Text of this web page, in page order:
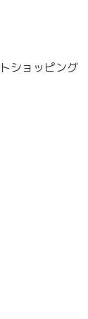
ショッピング